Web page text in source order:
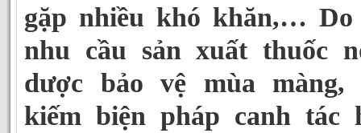
gặp nhiều khó khăn,… Do
nhu cầu sản xuất thuốc
dược bảo vệ mùa màng,
kiếm biện pháp canh tác